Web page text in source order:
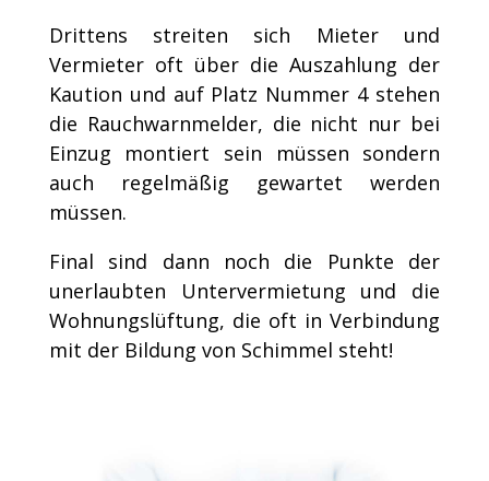
Drittens streiten sich Mieter und
Vermieter oft über die Auszahlung der
Kaution und auf Platz Nummer 4 stehen
die Rauchwarnmelder, die nicht nur bei
Einzug montiert sein müssen sondern
auch regelmäßig gewartet werden
müssen.
Final sind dann noch die Punkte der
unerlaubten Untervermietung und die
Wohnungslüftung, die oft in Verbindung
mit der Bildung von Schimmel steht!